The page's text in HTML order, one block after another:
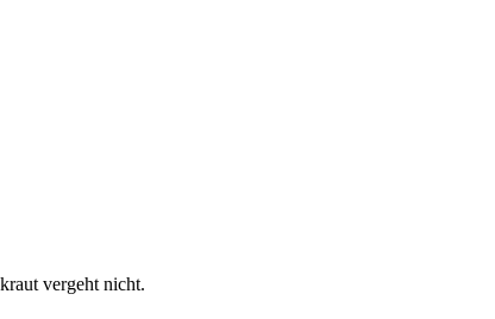
vergeht nicht.